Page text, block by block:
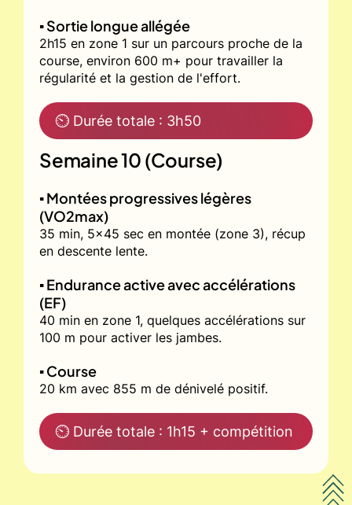
▪️ Sortie longue allégée
2h15 en zone 1 sur un parcours proche de la
course, environ 600 m+ pour travailler la
régularité et la gestion de l'effort.
⏲ Durée totale : 3h50
Semaine 10 (Course)
▪️ Montées progressives légères
(VO2max)
35 min, 5x45 sec en montée (zone 3), récup
en descente lente.
▪️ Endurance active avec accélérations
(EF)
40 min en zone 1, quelques accélérations sur
100 m pour activer les jambes.
▪️ Course
20 km avec 855 m de dénivelé positif.
⏲ Durée totale : 1h15 + compétition